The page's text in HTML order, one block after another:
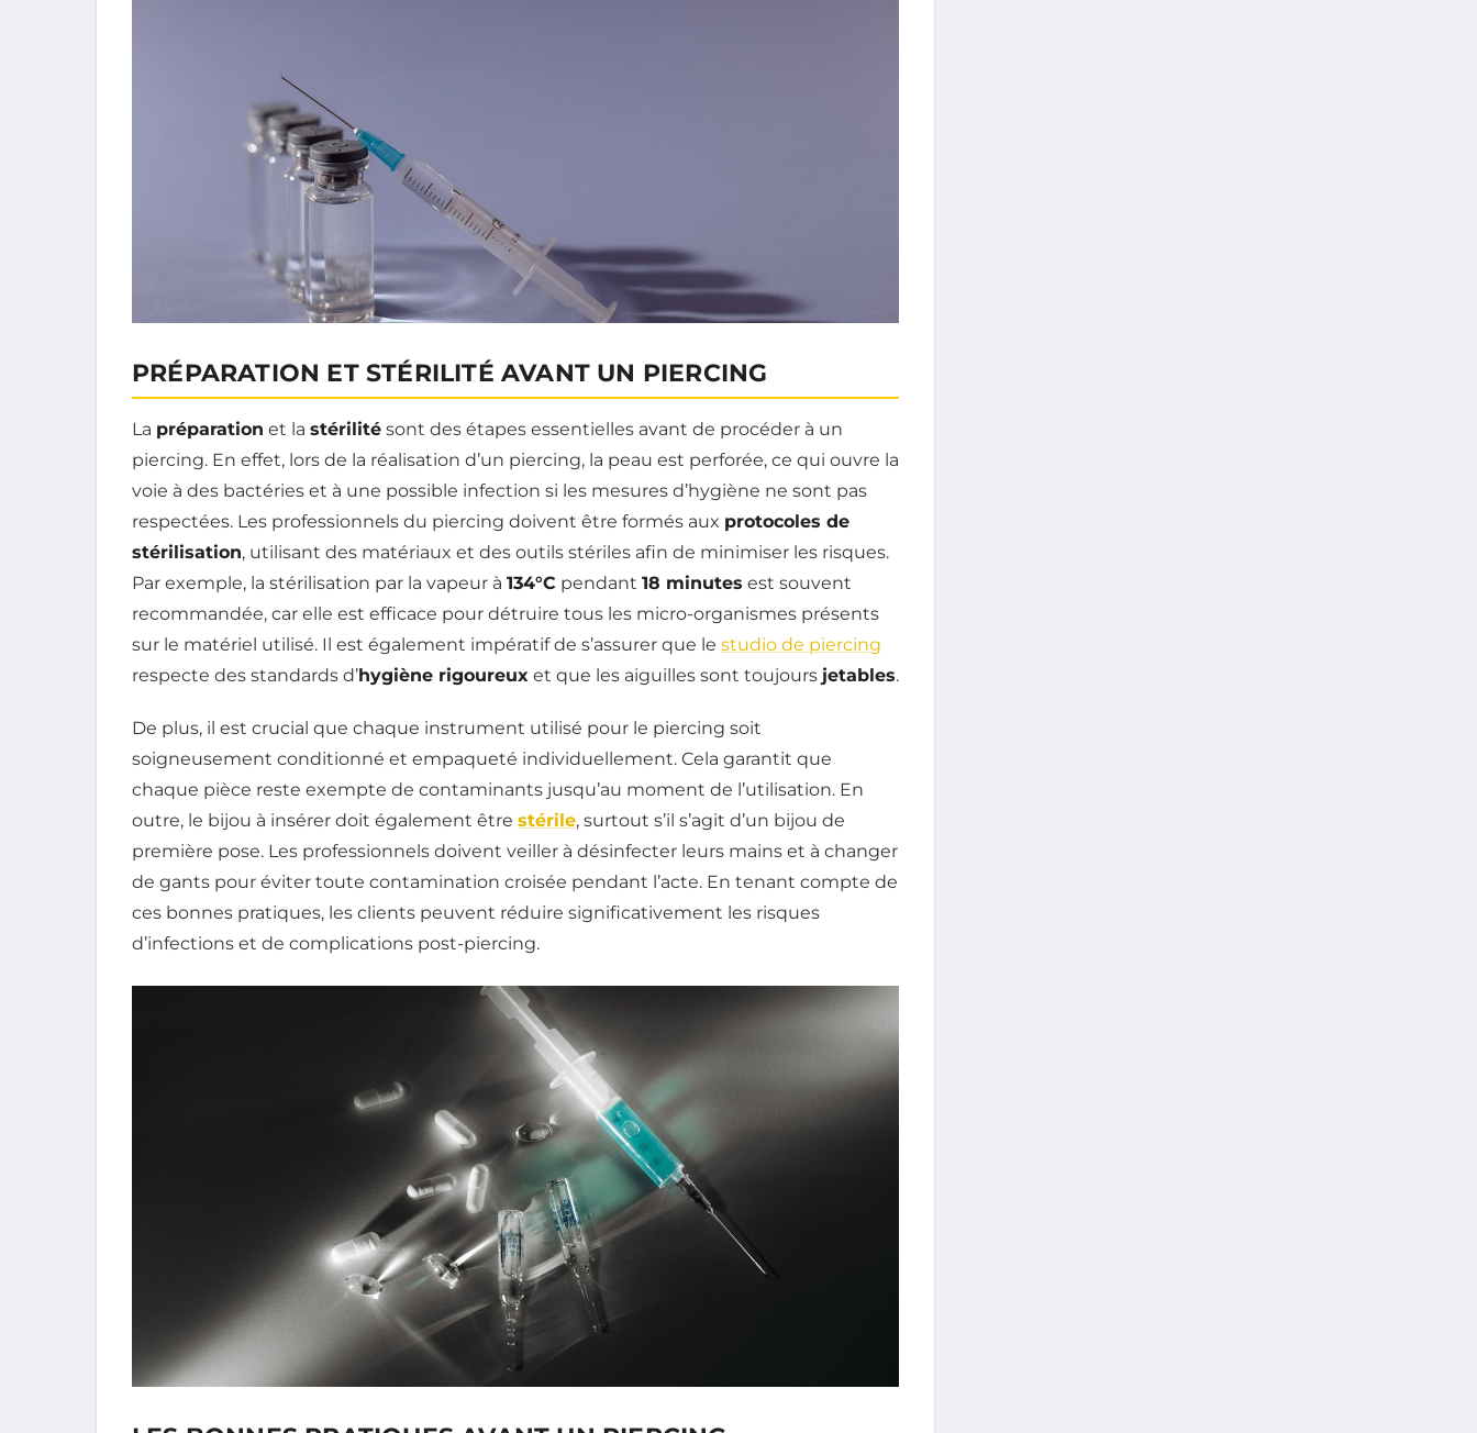
PRÉPARATION ET STÉRILITÉ AVANT UN PIERCING
La préparation et la stérilité sont des étapes essentielles avant de procéder à un
piercing. En effet, lors de la réalisation d’un piercing, la peau est perforée, ce qui ouvre la
voie à des bactéries et à une possible infection si les mesures d’hygiène ne sont pas
respectées. Les professionnels du piercing doivent être formés aux protocoles de
stérilisation, utilisant des matériaux et des outils stériles afin de minimiser les risques.
Par exemple, la stérilisation par la vapeur à 134°C pendant 18 minutes est souvent
recommandée, car elle est efficace pour détruire tous les micro-organismes présents
sur le matériel utilisé. Il est également impératif de s’assurer que le studio de piercing
respecte des standards d’hygiène rigoureux et que les aiguilles sont toujours jetables.
De plus, il est crucial que chaque instrument utilisé pour le piercing soit
soigneusement conditionné et empaqueté individuellement. Cela garantit que
chaque pièce reste exempte de contaminants jusqu’au moment de l’utilisation. En
outre, le bijou à insérer doit également être stérile, surtout s’il s’agit d’un bijou de
première pose. Les professionnels doivent veiller à désinfecter leurs mains et à changer
de gants pour éviter toute contamination croisée pendant l’acte. En tenant compte de
ces bonnes pratiques, les clients peuvent réduire significativement les risques
d’infections et de complications post-piercing.